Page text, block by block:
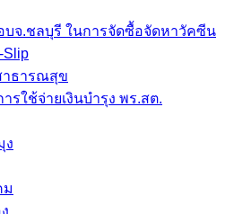
บจ.ชลบุรี ในการจัดซื้อจัดหาวัคซีน
Slip
าธารณสุข
รใช้จ่ายเงินบำรุง พร.สต.
ง
ม